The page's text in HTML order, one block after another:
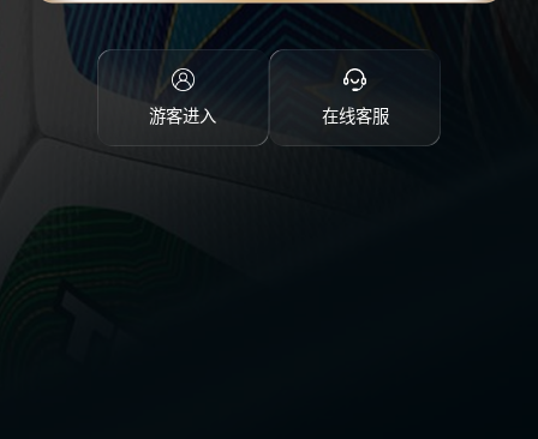
游客进入 在线客服